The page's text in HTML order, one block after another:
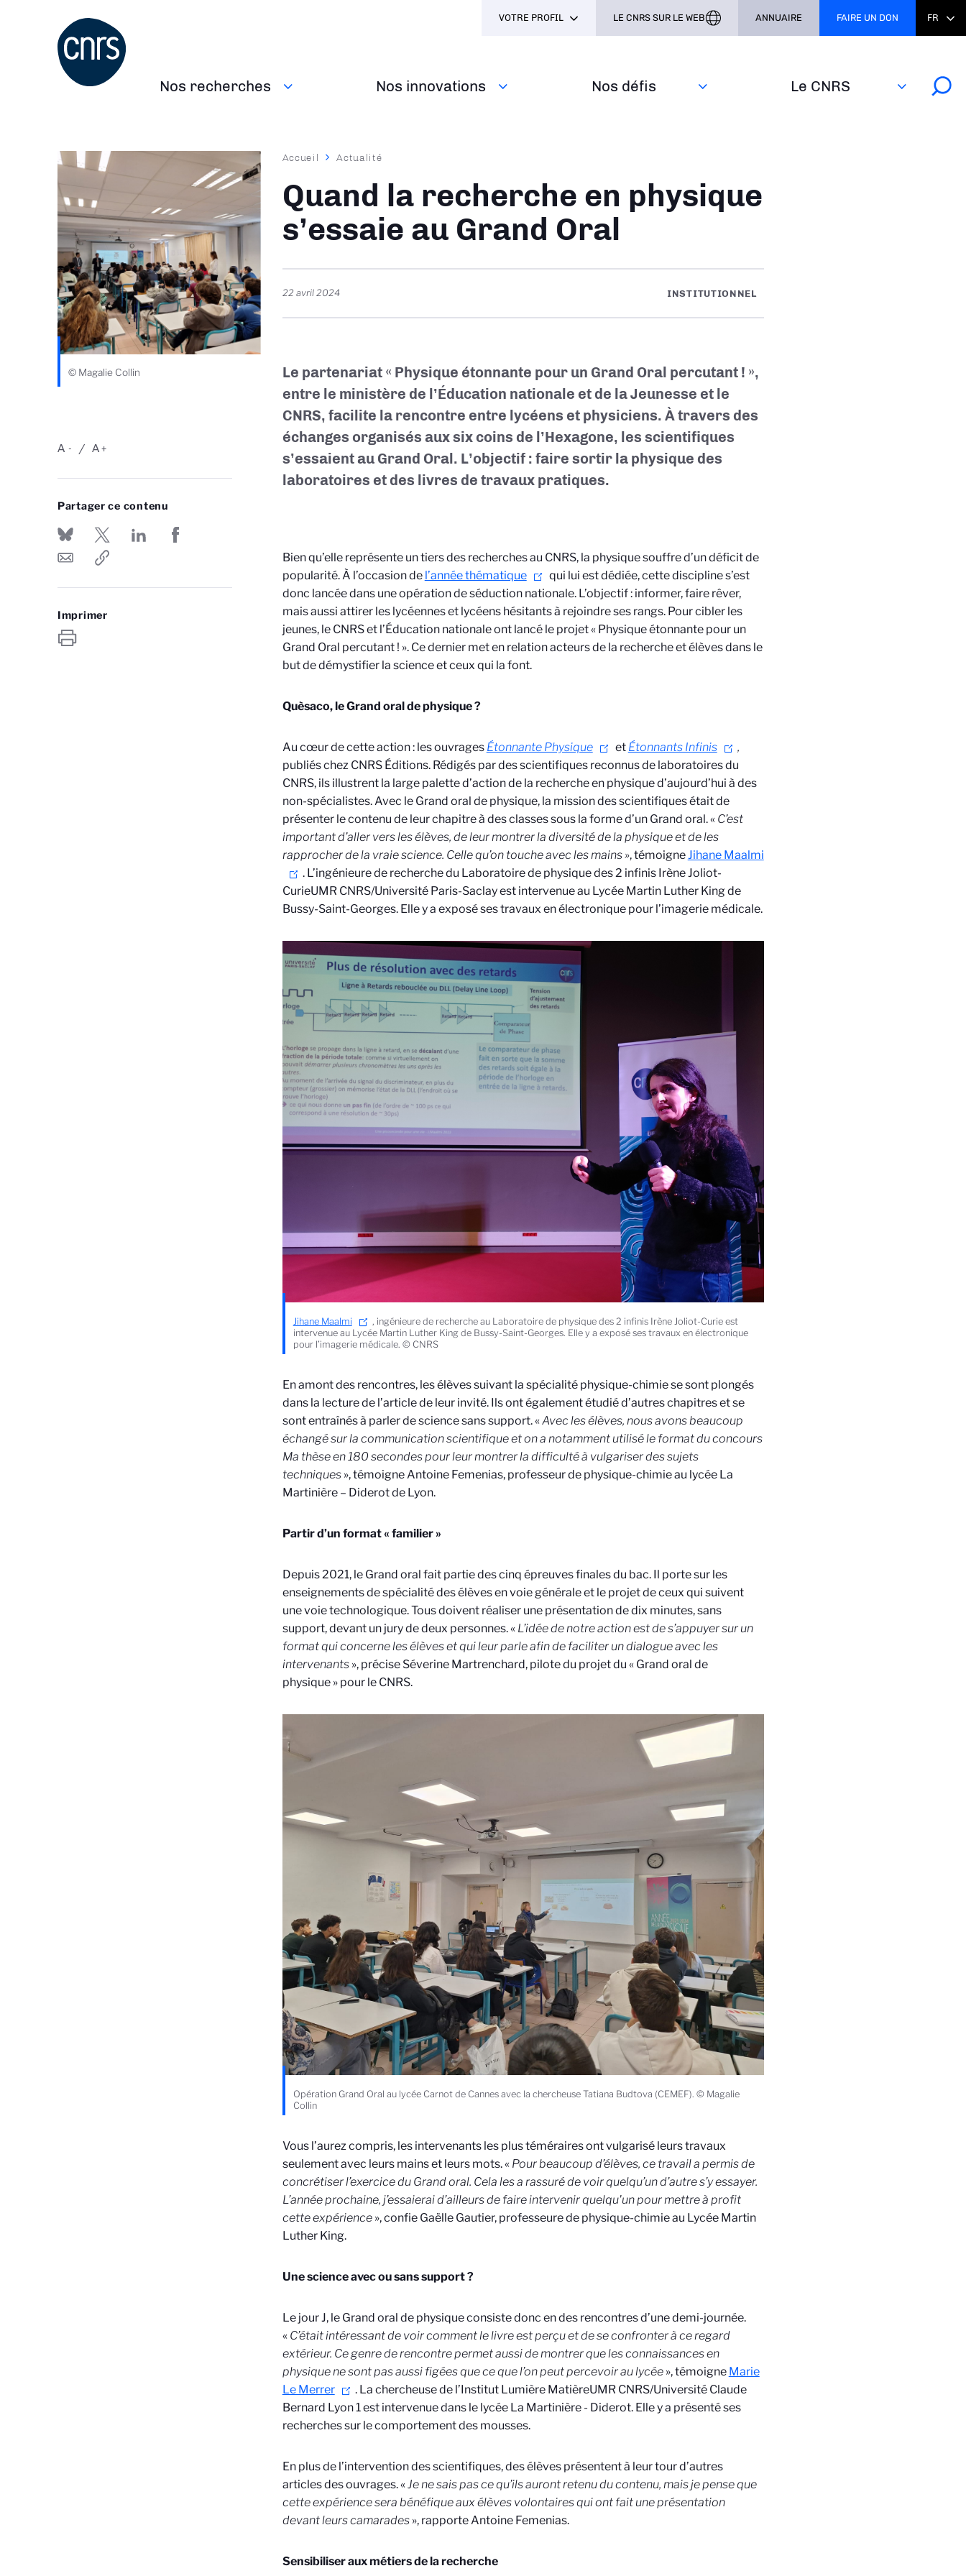
Navigation
Nos recherches Nos innovations Nos défis‎ Le CNRS
VOTRE PROFIL LE CNRS SUR LE WEB ANNUAIRE FAIRE UN DON FR
© Magalie Collin
-
A +
A
Partager ce contenu
Imprimer
Fil
Accueil Actualité
Quand la recherche en physique
s’essaie au Grand Oral
22 avril 2024 INSTITUTIONNEL
Le partenariat « Physique étonnante pour un Grand Oral percutant ! »,
entre le ministère de l’Éducation nationale et de la Jeunesse et le
CNRS, facilite la rencontre entre lycéens et physiciens. À travers des
échanges organisés aux six coins de l’Hexagone, les scientifiques
s’essaient au Grand Oral. L’objectif : faire sortir la physique des
laboratoires et des livres de travaux pratiques.
Bien qu’elle représente un tiers des recherches au CNRS, la physique souffre d’un déficit de
popularité. À l’occasion de l’année thématique
qui lui est dédiée, cette discipline s’est
donc lancée dans une opération de séduction nationale. L’objectif : informer, faire rêver,
mais aussi attirer les lycéennes et lycéens hésitants à rejoindre ses rangs. Pour cibler les
jeunes, le CNRS et l’Éducation nationale ont lancé le projet « Physique étonnante pour un
Grand Oral percutant ! ». Ce dernier met en relation acteurs de la recherche et élèves dans le
but de démystifier la science et ceux qui la font.
Quèsaco, le Grand oral de physique ?
Au cœur de cette action : les ouvrages Étonnante Physique et Étonnants Infinis
,
publiés chez CNRS Éditions. Rédigés par des scientifiques reconnus de laboratoires du
CNRS, ils illustrent la large palette d’action de la recherche en physique d’aujourd’hui à des
non-spécialistes. Avec le Grand oral de physique, la mission des scientifiques était de
présenter le contenu de leur chapitre à des classes sous la forme d’un Grand oral. « C’est
important d’aller vers les élèves, de leur montrer la diversité de la physique et de les
rapprocher de la vraie science. Celle qu’on touche avec les mains », témoigneJihane Maalmi
. L’ingénieure de recherche du Laboratoire de physique des 2 infinis Irène Joliot-
CurieUMR CNRS/Université Paris-Saclayest intervenue au Lycée Martin Luther King de
Bussy-Saint-Georges. Elle y a exposé ses travaux en électronique pour l’imagerie médicale.
Jihane Maalmi
, ingénieure de recherche au Laboratoire de physique des 2 infinis Irène Joliot-Curie est
intervenue au Lycée Martin Luther King de Bussy-Saint-Georges. Elle y a exposé ses travaux en électronique
pour l’imagerie médicale. © CNRS
En amont des rencontres, les élèves suivant la spécialité physique-chimie se sont plongés
dans la lecture de l’article de leur invité. Ils ont également étudié d’autres chapitres et se
sont entraînés à parler de science sans support. «Avec les élèves, nous avons beaucoup
échangé sur la communication scientifique et on a notamment utilisé le format du concours
Ma thèse en 180 secondes pour leur montrer la difficulté à vulgariser des sujets
techniques», témoigne Antoine Femenias, professeur de physique-chimie au lycée La
Martinière – Diderot de Lyon.
Partir d’un format « familier »
Depuis 2021, le Grand oral fait partie des cinq épreuves finales du bac. Il porte sur les
enseignements de spécialité des élèves en voie générale et le projet de ceux qui suivent
une voie technologique. Tous doivent réaliser une présentation de dix minutes, sans
support, devant un jury de deux personnes. « L’idée de notre action est de s’appuyer sur un
format qui concerne les élèves et qui leur parle afin de faciliter un dialogue avec les
intervenants», précise Séverine Martrenchard, pilote du projet du « Grand oral de
physique » pour le CNRS.
Opération Grand Oral au lycée Carnot de Cannes avec la chercheuse Tatiana Budtova (CEMEF). © Magalie
Collin
Vous l’aurez compris, les intervenants les plus téméraires ont vulgarisé leurs travaux
seulement avec leurs mains et leurs mots. « Pour beaucoup d’élèves, ce travail a permis de
concrétiser l’exercice du Grand oral. Cela les a rassuré de voir quelqu’un d’autre s’y essayer.
L’année prochaine, j’essaierai d’ailleurs de faire intervenir quelqu'un pour mettre à profit
cette expérience», confie Gaëlle Gautier, professeure de physique-chimie au Lycée Martin
Luther King.
Une science avec ou sans support ?
Le jour J, le Grand oral de physique consiste donc en des rencontres d’une demi-journée.
« C’était intéressant de voir comment le livre est perçu et de se confronter à ce regard
extérieur. Ce genre de rencontre permet aussi de montrer que les connaissances en
physique ne sont pas aussi figées que ce que l’on peut percevoir au lycée», témoigne Marie
Le Merrer
. La chercheuse de l’Institut Lumière MatièreUMR CNRS/Université Claude
Bernard Lyon 1est intervenue dans le lycée La Martinière - Diderot. Elle y a présenté ses
recherches sur le comportement des mousses.
En plus de l’intervention des scientifiques, des élèves présentent à leur tour d’autres
articles des ouvrages. «Je ne sais pas ce qu’ils auront retenu du contenu, mais je pense que
cette expérience sera bénéfique aux élèves volontaires qui ont fait une présentation
devant leurs camarades», rapporte Antoine Femenias.
Sensibiliser aux métiers de la recherche